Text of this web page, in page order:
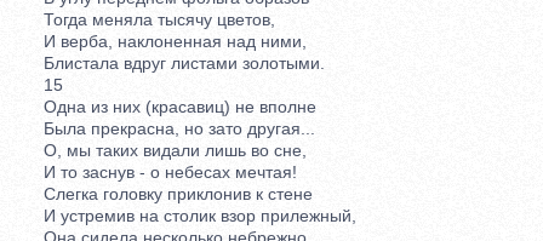
Тогда меняла тысячу цветов,
И верба, наклоненная над ними,
Блистала вдруг листами золотыми.
15
Одна из них (красавиц) не вполне
Была прекрасна, но зато другая...
О, мы таких видали лишь во сне,
И то заснув - о небесах мечтая!
Слегка головку приклонив к стене
И устремив на столик взор прилежный,
Она сидела несколько небрежно.